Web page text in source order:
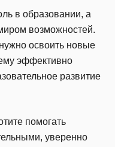
в образовании, а
возможностей.
освоить новые
эффективно
развитие
помогать
уверенно